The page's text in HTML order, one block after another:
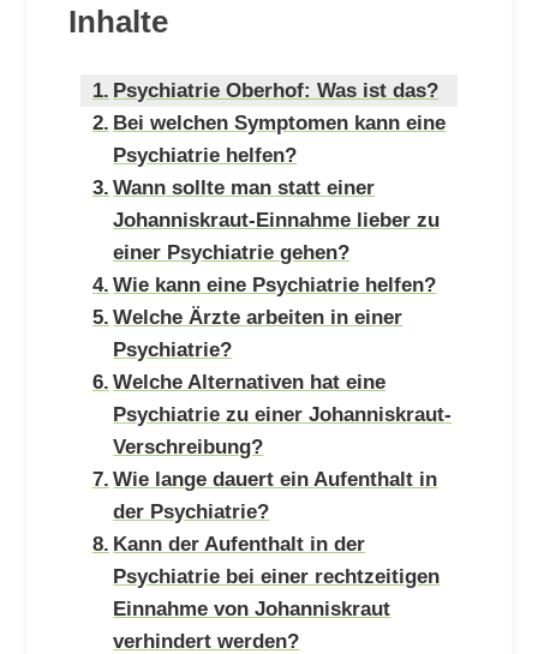
Inhalte
Psychiatrie Oberhof: Was ist das?
Bei welchen Symptomen kann eine
Psychiatrie helfen?
Wann sollte man statt einer
Johanniskraut-Einnahme lieber zu
einer Psychiatrie gehen?
Wie kann eine Psychiatrie helfen?
Welche Ärzte arbeiten in einer
Psychiatrie?
Welche Alternativen hat eine
Psychiatrie zu einer Johanniskraut-
Verschreibung?
Wie lange dauert ein Aufenthalt in
der Psychiatrie?
Kann der Aufenthalt in der
Psychiatrie bei einer rechtzeitigen
Einnahme von Johanniskraut
verhindert werden?